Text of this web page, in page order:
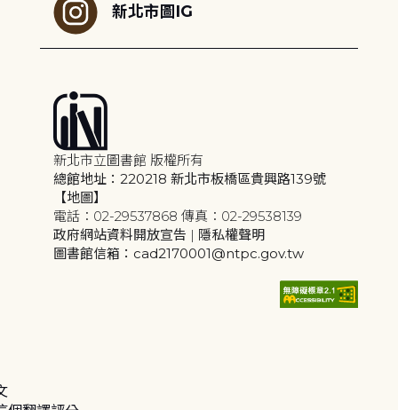
新北市圖IG
新北市立圖書館 版權所有
總館地址：220218 新北市板橋區貴興路139號
【地圖】
電話：02-29537868 傳真：02-29538139
政府網站資料開放宣告 | 隱私權聲明
圖書館信箱：cad2170001@ntpc.gov.tw